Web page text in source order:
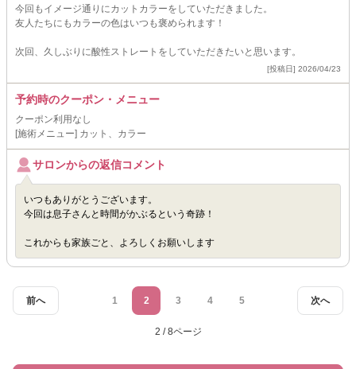
今回もイメージ通りにカットカラーをしていただきました。
友人たちにもカラーの色はいつも褒められます！
次回、久しぶりに酸性ストレートをしていただきたいと思います。
[投稿日] 2026/04/23
予約時のクーポン・メニュー
クーポン利用なし
[施術メニュー] カット、カラー
サロンからの返信コメント
いつもありがとうございます。
今回は息子さんと時間がかぶるという奇跡！
これからも家族ごと、よろしくお願いします
前へ 次へ
1 2 3 4 5
2 / 8ページ